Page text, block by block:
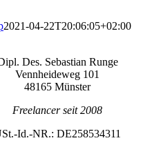
2021-04-22T20:06:05+02:00
Des. Sebas­ti­an Runge
Venn­hei­de­weg 101
48165 Münster
Free­lan­cer seit 2008
Id.-NR.: DE258534311